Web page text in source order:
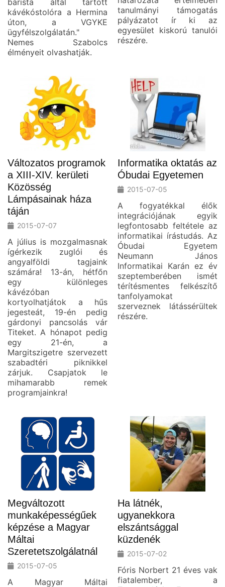
barista által tartott
kávékóstolóra a Hermina
úton, a VGYKE
ügyfélszolgálatán."
Nemes Szabolcs
élményeit olvashatják.
tanulmányi támogatás
pályázatot ír ki az
egyesület kiskorú tanulói
részére.
Változatos programok
a XIII-XIV. kerületi
Közösség
Lámpásainak háza
táján
2015-07-07
A július is mozgalmasnak
ígérkezik zuglói és
angyalföldi tagjaink
számára! 13-án, hétfőn
egy különleges
kávézóban
kortyolhatjátok a hűs
jegesteát, 19-én pedig
gárdonyi pancsolás vár
Titeket. A hónapot pedig
egy 21-én, a
Margitszigetre szervezett
szabadtéri piknikkel
zárjuk. Csapjatok le
mihamarabb remek
programjainkra!
Informatika oktatás az
Óbudai Egyetemen
2015-07-05
A fogyatékkal élők
integrációjának egyik
legfontosabb feltétele az
informatikai írástudás. Az
Óbudai Egyetem
Neumann János
Informatikai Karán ez év
szeptemberében ismét
térítésmentes felkészítő
tanfolyamokat
szerveznek látássérültek
részére.
Megváltozott
munkaképességűek
képzése a Magyar
Máltai
Szeretetszolgálatnál
2015-07-05
A Magyar Máltai
Ha látnék,
ugyanekkora
elszántsággal
küzdenék
2015-07-02
Fóris Norbert 21 éves vak
fiatalember, a